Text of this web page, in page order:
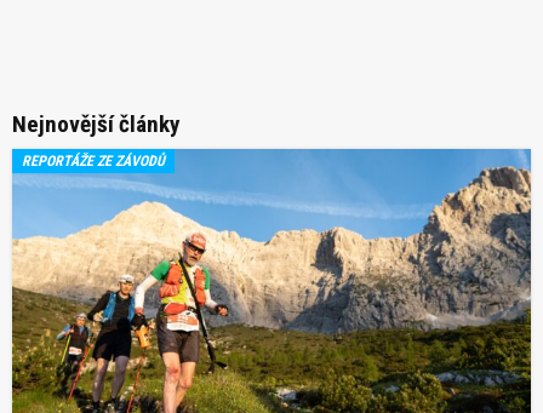
Nejnovější články
REPORTÁŽE ZE ZÁVODŮ